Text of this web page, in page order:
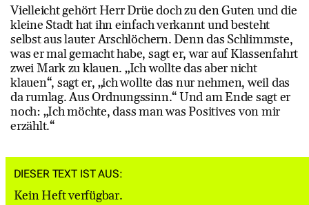
DIESER TEXT IST AUS:
Kein Heft verfügbar.
Vielleicht gehört Herr Drüe doch zu den Guten und die
kleine Stadt hat ihn einfach verkannt und besteht
selbst aus lauter Arschlöchern. Denn das Schlimmste,
was er mal gemacht habe, sagt er, war auf Klassenfahrt
zwei Mark zu klauen. „Ich wollte das aber nicht
klauen“, sagt er, „ich wollte das nur nehmen, weil das
da rumlag. Aus Ordnungssinn.“ Und am Ende sagt er
noch: „Ich möchte, dass man was Positives von mir
erzählt.“